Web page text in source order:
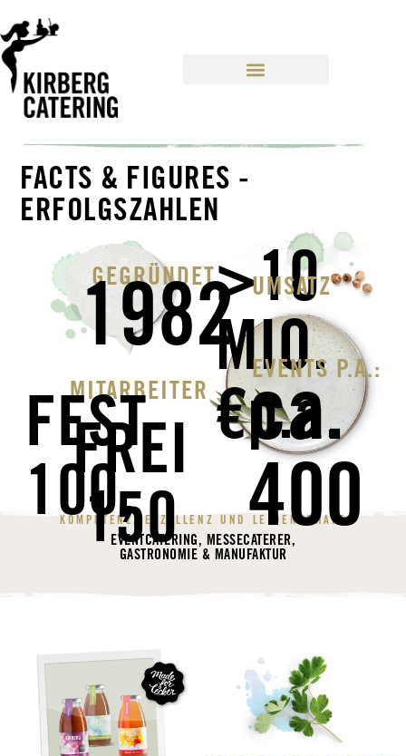
FACTS & FIGURES -
ERFOLGSZAHLEN
>10
MIO.
€p.a.
UMSATZ
EVENTS P.A.:
ca.
400
GEGRÜNDET
1982
MITARBEITER
FEST
100,
FREI
150
KOMPETENZ, EXZELLENZ UND LEIDENSCHAFT
EVENTCATERING, MESSECATERER,
GASTRONOMIE & MANUFAKTUR